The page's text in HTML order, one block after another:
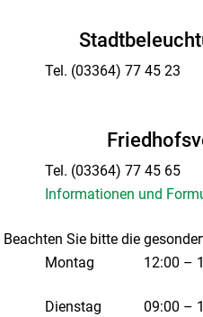
Tel. (03364) 77 45 23
Tel. (03364) 77 45 65
Informationen und
Beachten Sie bitte die
Montag
12:00 –
Dienstag
09:00 –